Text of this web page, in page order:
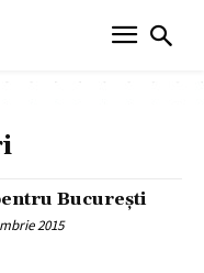
București
2015